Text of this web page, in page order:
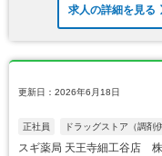
求人の詳細を見る
更新日：2026年6月18日
正社員 ドラッグストア（調剤
スギ薬局 天王寺細工谷店